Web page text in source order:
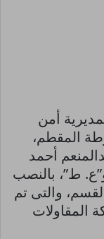
أمن
المقطم،
أحمد
و”ع. ط”، بالنصب
والتى تم
شركة المقاولات